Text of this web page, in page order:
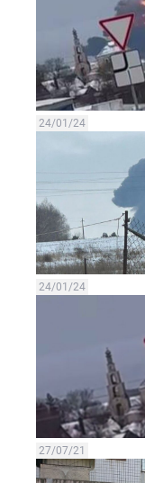
24/01/24
24/01/24
27/07/21